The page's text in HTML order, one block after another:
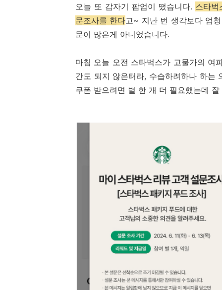
오늘 또 갑자기 팝업이 떴습니다. 스타
문조사를 한다고~ 지난 번 생각보다 엄
문이 많은게 아니었습니다.
마침 오늘 오전 스타벅스가 고물가의 여
간도 되지 않은터라, 수습하려하나 하는
쿠폰 받으려면 별 한 개 더 필요했는데